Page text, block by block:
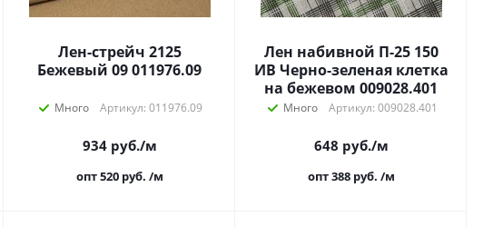
Лен-стрейч 2125
Бежевый 09 011976.09
Много Артикул: 011976.09
934руб./м
опт 520 руб. /м
Лен набивной П-25 150
ИВ Черно-зеленая клетка
на бежевом 009028.401
Много Артикул: 009028.401
648 руб./м
опт 388 руб. /м